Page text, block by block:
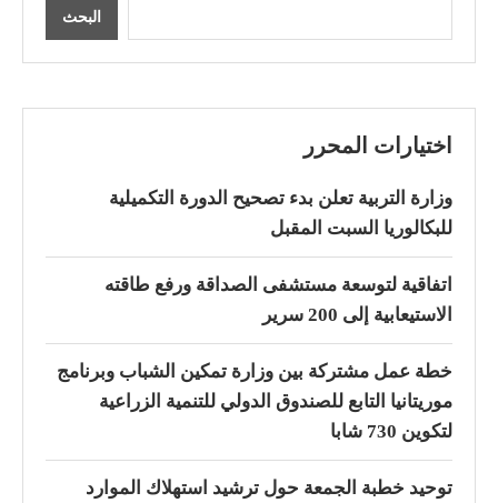
البحث
اختيارات المحرر
وزارة التربية تعلن بدء تصحيح الدورة التكميلية
للبكالوريا السبت المقبل
اتفاقية لتوسعة مستشفى الصداقة ورفع طاقته
الاستيعابية إلى 200 سرير
خطة عمل مشتركة بين وزارة تمكين الشباب وبرنامج
موريتانيا التابع للصندوق الدولي للتنمية الزراعية
لتكوين 730 شابا
توحيد خطبة الجمعة حول ترشيد استهلاك الموارد